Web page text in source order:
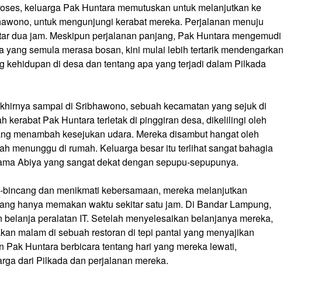
keluarga Pak Huntara memutuskan untuk melanjutkan ke
untuk mengunjungi kerabat mereka. Perjalanan menuju
dua jam. Meskipun perjalanan panjang, Pak Huntara mengemudi
yang semula merasa bosan, kini mulai lebih tertarik mendengarkan
kehidupan di desa dan tentang apa yang terjadi dalam Pilkada
sampai di Sribhawono, sebuah kecamatan yang sejuk di
kerabat Pak Huntara terletak di pinggiran desa, dikelilingi oleh
menambah kesejukan udara. Mereka disambut hangat oleh
menunggu di rumah. Keluarga besar itu terlihat sangat bahagia
Abiya yang sangat dekat dengan sepupu-sepupunya.
dan menikmati kebersamaan, mereka melanjutkan
hanya memakan waktu sekitar satu jam. Di Bandar Lampung,
peralatan IT. Setelah menyelesaikan belanjanya mereka,
malam di sebuah restoran di tepi pantai yang menyajikan
Pak Huntara berbicara tentang hari yang mereka lewati,
dari Pilkada dan perjalanan mereka.